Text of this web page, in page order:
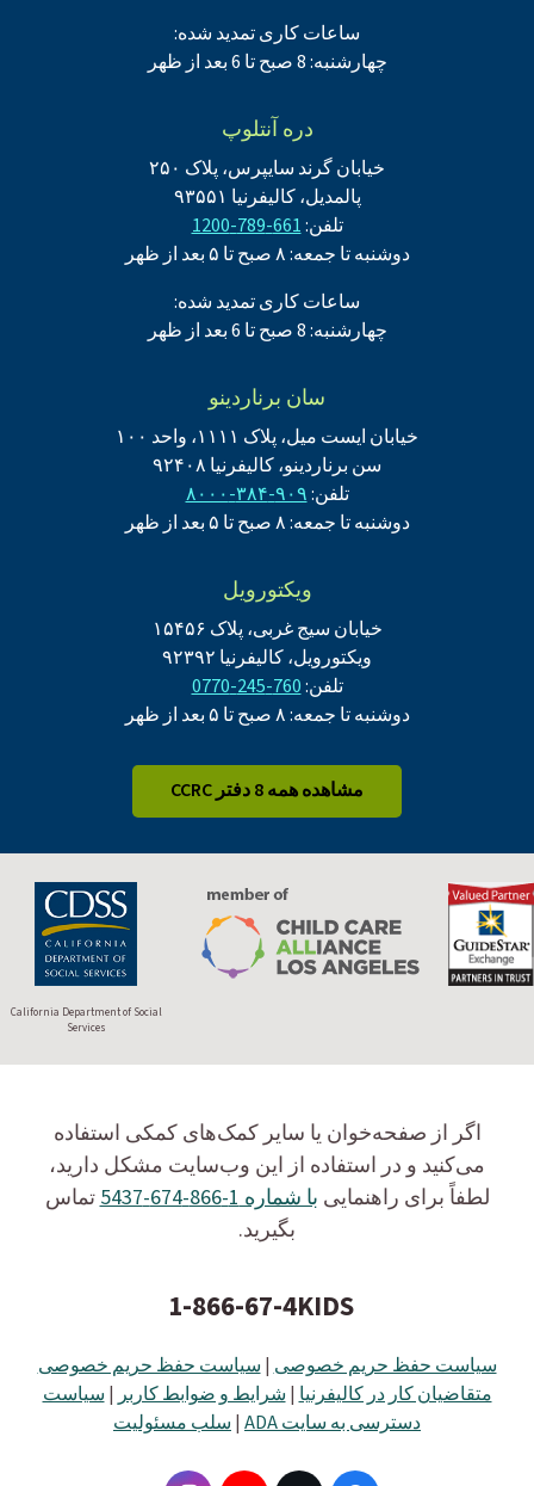
ساعات کاری تمدید شده:
چهارشنبه: 8 صبح تا 6 بعد از ظهر
دره آنتلوپ
خیابان گرند سایپرس، پلاک ۲۵۰
پالمدیل، کالیفرنیا ۹۳۵۵۱
تلفن:661-789-1200
دوشنبه تا جمعه: ۸ صبح تا ۵ بعد از ظهر
ساعات کاری تمدید شده:
چهارشنبه: 8 صبح تا 6 بعد از ظهر
سان برناردینو
خیابان ایست میل، پلاک ۱۱۱۱، واحد ۱۰۰
سن برناردینو، کالیفرنیا ۹۲۴۰۸
تلفن:۹۰۹-۳۸۴-۸۰۰۰
دوشنبه تا جمعه: ۸ صبح تا ۵ بعد از ظهر
ویکتورویل
خیابان سیج غربی، پلاک ۱۵۴۵۶
ویکتورویل، کالیفرنیا ۹۲۳۹۲
تلفن:760-245-0770
دوشنبه تا جمعه: ۸ صبح تا ۵ بعد از ظهر
مشاهده همه 8 دفتر CCRC
California Department of Social
Services
اگر از صفحه‌خوان یا سایر کمک‌های کمکی استفاده
می‌کنید و در استفاده از این وب‌سایت مشکل دارید،
لطفاً برای راهنمایی با شماره 1-866-674-5437
تماس
بگیرید.
1-866-67-4KIDS
سیاست حفظ حریم خصوصی | سیاست حفظ حریم خصوصی
متقاضیان کار در کالیفرنیا | شرایط و ضوابط کاربر | سیاست
دسترسی به سایت ADA
| سلب مسئولیت